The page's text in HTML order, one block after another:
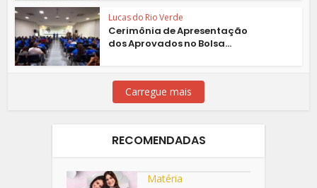
Lucas do Rio Verde
Cerimônia de Apresentação
dos Aprovados no Bolsa...
Carregue mais
RECOMENDADAS
Matéria